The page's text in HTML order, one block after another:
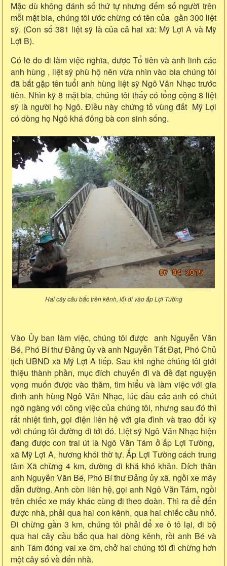
Mặc dù không đánh số thứ tự nhưng đếm số người trên
mỗi mặt bia, chúng tôi ước chừng có tên của gần 300 liệt
sỹ. (Con số 381 liệt sỹ là của cả hai xã: Mỹ Lợi A và Mỹ
Lợi B).
Có lẽ do đi làm việc nghĩa, được Tổ tiên và anh linh các
anh hùng , liệt sỹ phù hộ nên vừa nhìn vào bia chúng tôi
đã bắt gặp tên tuổi anh hùng liệt sỹ Ngô Văn Nhạc trước
tiên. Nhìn kỹ 8 mặt bia, chúng tôi thấy có tổng cộng 8 liệt
sỹ là người họ Ngô. Điều này chứng tỏ vùng đất Mỹ Lợi
có dòng họ Ngô khá đông bà con sinh sống.
Hai cây cầu bắc trên kênh, lối đi vào ấp Lợi Tường
Vào Ủy ban làm việc, chúng tôi được anh Nguyễn Văn
Bé, Phó Bí thư Đảng ủy và anh Nguyễn Tất Đạt, Phó Chủ
tịch UBND xã Mỹ Lợi A tiếp. Sau khi nghe chúng tôi giới
thiệu thành phần, mục đích chuyến đi và đề đạt nguyện
vọng muốn được vào thăm, tìm hiểu và làm việc với gia
đình anh hùng Ngô Văn Nhạc, lúc đầu các anh có chút
ngỡ ngàng với công việc của chúng tôi, nhưng sau đó thì
rất nhiệt tình, gọi điện liên hệ với gia đình và trao đổi kỹ
với chúng tôi đường đi tới đó. Liệt sỹ Ngô Văn Nhạc hiện
đang được con trai út là Ngô Văn Tám ở ấp Lợi Tường,
xã Mỹ Lợi A, hương khói thờ tự. Ấp Lợi Tường cách trung
tâm Xã chừng 4 km, đường đi khá khó khăn. Đích thân
anh Nguyễn Văn Bé, Phó Bí thư Đảng ủy xã, ngồi xe máy
dẫn đường. Anh còn liên hệ, gọi anh Ngô Văn Tám, ngồi
trên chiếc xe máy khác cùng đi theo đoàn. Thì ra để đến
được nhà, phải qua hai con kênh, qua hai chiếc cầu nhỏ.
Đi chừng gần 3 km, chúng tôi phải để xe ô tô lại, đi bộ
qua hai cây cầu bắc qua hai dòng kênh, rồi anh Bé và
anh Tám đóng vai xe ôm, chở hai chúng tôi đi chừng hơn
một cây số về đến nhà.